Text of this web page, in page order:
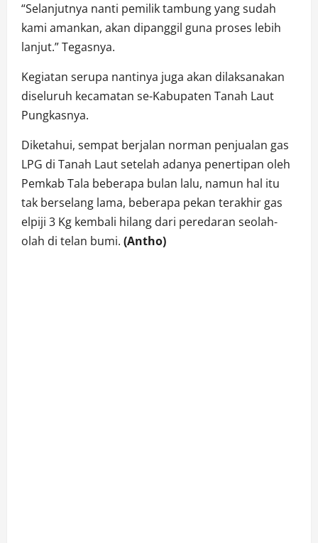
“Selanjutnya nanti pemilik tambung yang sudah
kami amankan, akan dipanggil guna proses lebih
lanjut.” Tegasnya.
Kegiatan serupa nantinya juga akan dilaksanakan
diseluruh kecamatan se-Kabupaten Tanah Laut
Pungkasnya.
Diketahui, sempat berjalan norman penjualan gas
LPG di Tanah Laut setelah adanya penertipan oleh
Pemkab Tala beberapa bulan lalu, namun hal itu
tak berselang lama, beberapa pekan terakhir gas
elpiji 3 Kg kembali hilang dari peredaran seolah-
olah di telan bumi. (Antho)